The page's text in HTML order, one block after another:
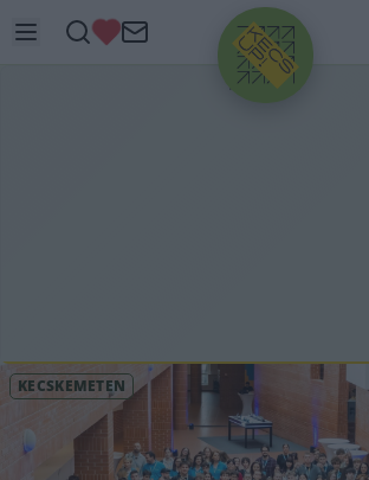
HIRDETÉS
KECSKEMÉTEN